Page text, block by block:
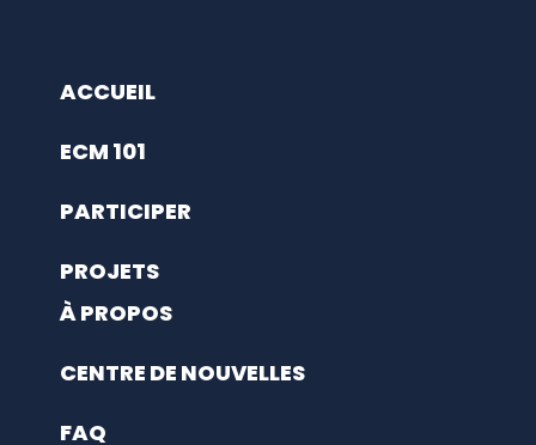
ACCUEIL
ECM 101
PARTICIPER
PROJETS
À PROPOS
CENTRE DE NOUVELLES
FAQ